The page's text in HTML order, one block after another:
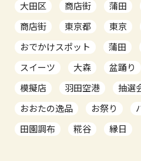
大田区 商店街 蒲田
商店街
東京都 東京
おでかけスポット
蒲田
スイーツ
大森 盆踊り
模擬店
羽田空港 抽選
おおたの逸品
お祭り
田園調布
糀谷 縁日